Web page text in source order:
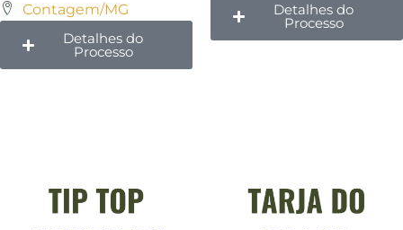
Contagem/MG
Detalhes do
Processo
Detalhes do
Processo